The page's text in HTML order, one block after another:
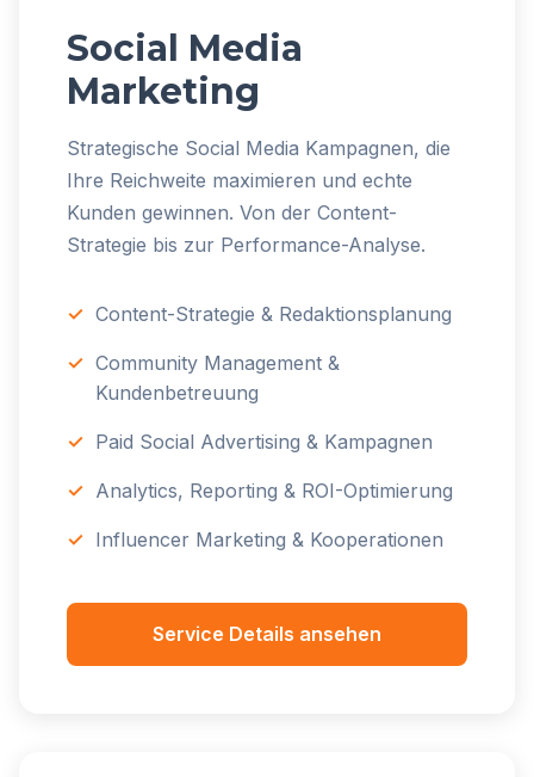
Social Media
Marketing
Strategische Social Media Kampagnen, die
Ihre Reichweite maximieren und echte
Kunden gewinnen. Von der Content-
Strategie bis zur Performance-Analyse.
Content-Strategie & Redaktionsplanung
Community Management &
Kundenbetreuung
Paid Social Advertising & Kampagnen
Analytics, Reporting & ROI-Optimierung
Influencer Marketing & Kooperationen
Service Details ansehen